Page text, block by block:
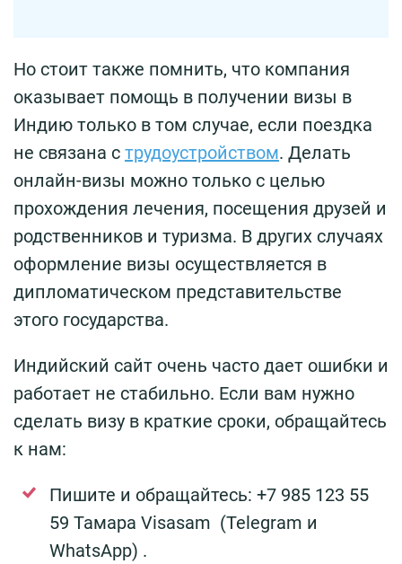
Но стоит также помнить, что компания
оказывает помощь в получении визы в
Индию только в том случае, если поездка
не связана с трудоустройством. Делать
онлайн-визы можно только с целью
прохождения лечения, посещения друзей и
родственников и туризма. В других случаях
оформление визы осуществляется в
дипломатическом представительстве
этого государства.
Индийский сайт очень часто дает ошибки и
работает не стабильно. Если вам нужно
сделать визу в краткие сроки, обращайтесь
к нам:
Пишите и обращайтесь: +7 985 123 55
59 Тамара Visasam (Telegram и
WhatsApp) .